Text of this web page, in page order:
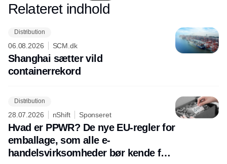
Annonce
Relateret indhold
Distribution
06.08.2026 SCM.dk
Shanghai sætter vild
containerrekord
Distribution
28.07.2026 nShift Sponseret
Hvad er PPWR? De nye EU-regler for
emballage, som alle e-
handelsvirksomheder bør kende før